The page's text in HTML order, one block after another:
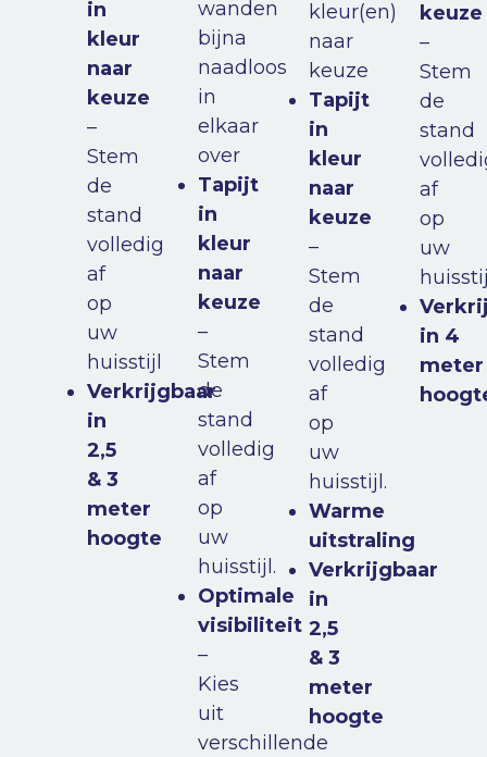
in
kleur
naar
keuze
–
Stem
de
stand
volledig
af
op
uw
huisstijl
Verkrijgbaar
in
2,5
& 3
meter
hoogte
wanden
bijna
naadloos
in
elkaar
over
Tapijt
in
kleur
naar
keuze
–
Stem
de
stand
volledig
af
op
uw
huisstijl.
Optimale
visibiliteit
–
Kies
uit
verschillende
kleur(en)
naar
keuze
Tapijt
in
kleur
naar
keuze
–
Stem
de
stand
volledig
af
op
uw
huisstijl.
Warme
uitstraling
Verkrijgbaar
in
2,5
& 3
meter
hoogte
keuze
–
Stem
de
stand
af
op
uw
in 4
meter